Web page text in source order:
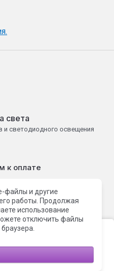
и метаданные. Продолжая
света
и светодиодного освещения
к оплате
2015 - 2026 г.
Megagroup.ru
файлы и другие
работы. Продолжая
использование
отключить файлы